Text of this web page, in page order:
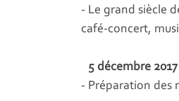
- Le grand siècle
café-concert,
5 décembre 2017
- Préparation des